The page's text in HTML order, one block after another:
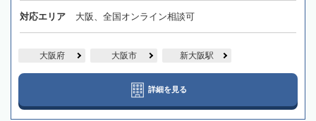
対応エリア 大阪、全国オンライン相談可
大阪府 大阪市 新大阪駅
詳細を見る